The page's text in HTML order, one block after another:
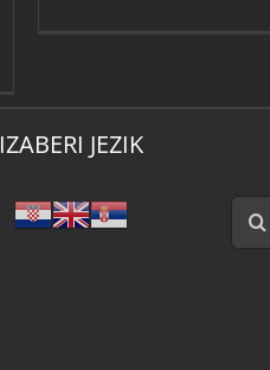
IZABERI JEZIK
Traži...